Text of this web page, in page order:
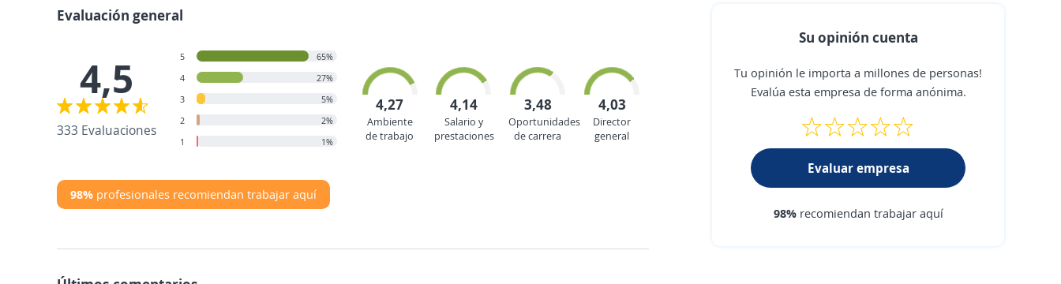
Evaluación general
4,5
333 Evaluaciones
5
65%
4
27%
3
5%
2
2%
1
1%
4,27
Ambiente
de trabajo
4,14
Salario y
prestaciones
3,48
Oportunidades
de carrera
4,03
Director
general
98% profesionales recomiendan trabajar aquí
Su opinión cuenta
Tu opinión le importa a millones de personas!
Evalúa esta empresa de forma anónima.
Evaluar empresa
98%recomiendan trabajar aquí